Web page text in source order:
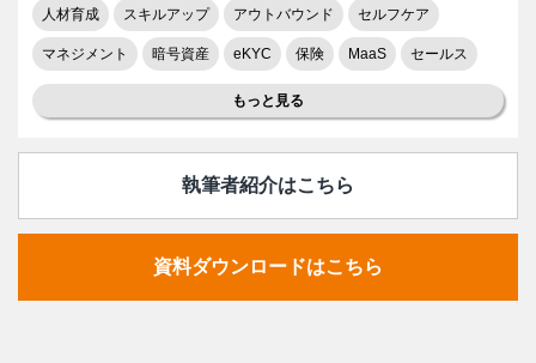
人材育成 スキルアップ アウトバウンド セルフケア
マネジメント 暗号資産 eKYC 保険 MaaS セールス
もっと見る
執筆者紹介はこちら
資料ダウンロードはこちら